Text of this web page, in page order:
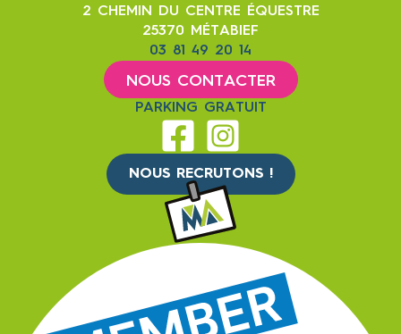
2 CHEMIN DU CENTRE ÉQUESTRE
25370 MÉTABIEF
03 81 49 20 14
NOUS CONTACTER
PARKING GRATUIT
NOUS RECRUTONS !